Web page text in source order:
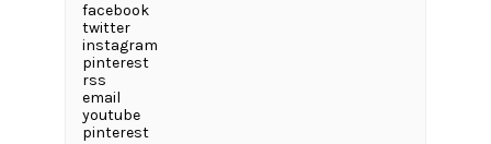
facebook
twitter
instagram
pinterest
rss
email
youtube
pinterest